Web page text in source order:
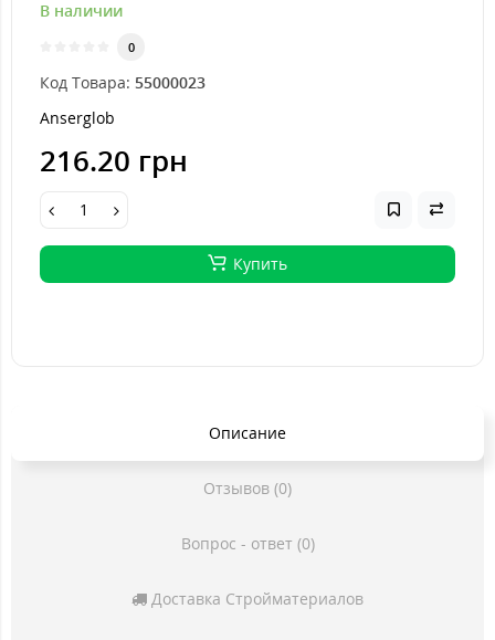
В наличии
0
Код Товара: 55000023
Anserglob
216.20 грн
Купить
Описание
Отзывов (0)
Вопрос - ответ (0)
Доставка Стройматериалов